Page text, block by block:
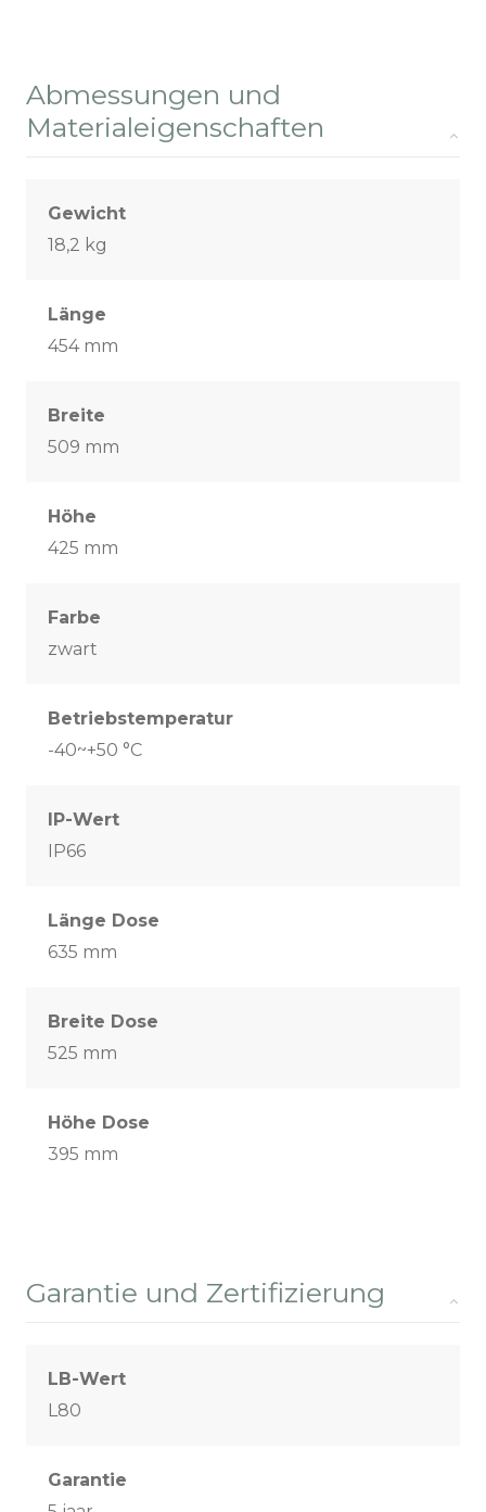
Abmessungen und
Materialeigenschaften
Gewicht
18,2 kg
Länge
454 mm
Breite
509 mm
Höhe
425 mm
Farbe
zwart
Betriebstemperatur
-40~+50 °C
IP-Wert
IP66
Länge Dose
635 mm
Breite Dose
525 mm
Höhe Dose
395 mm
Garantie und Zertifizierung
LB-Wert
L80
Garantie